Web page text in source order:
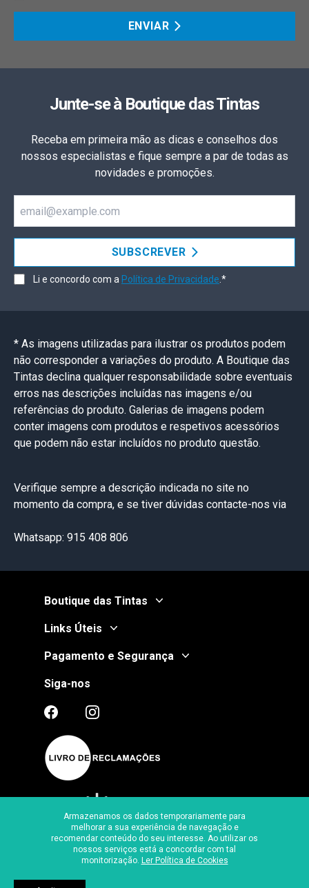
ENVIAR
Junte-se à Boutique das Tintas
Receba em primeira mão as dicas e conselhos dos
nossos especialistas e fique sempre a par de todas as
novidades e promoções.
SUBSCREVER
Li e concordo com a Política de Privacidade .*
* As imagens utilizadas para ilustrar os produtos podem
não corresponder a variações do produto. A Boutique das
Tintas declina qualquer responsabilidade sobre eventuais
erros nas descrições incluídas nas imagens e/ou
referências do produto. Galerias de imagens podem
conter imagens com produtos e respetivos acessórios
que podem não estar incluídos no produto questão.
Verifique sempre a descrição indicada no site no
momento da compra, e se tiver dúvidas contacte-nos via
Whatsapp: 915 408 806
Armazenamos os dados temporariamente para
melhorar a sua experiência de navegação e
recomendar conteúdo do seu interesse. Ao utilizar os
nossos serviços está a concordar com tal
monitorização. Ler Política de Cookies
Boutique das Tintas
Links Úteis
Pagamento e Segurança
Siga-nos
Certificado de Segurança